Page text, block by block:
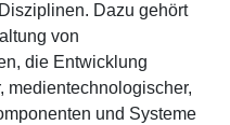
Dazu gehört
von
die Entwicklung
medientechnologischer,
und Systeme